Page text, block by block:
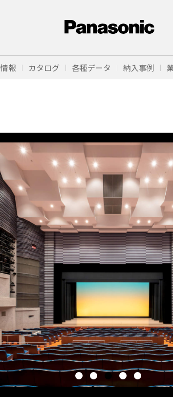
報 カタログ 各種データ 納入事例